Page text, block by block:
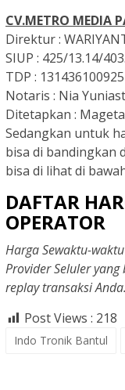
CV.METRO MEDIA
Direktur :
SIUP : 425/13.14/
TDP : 131436100925
Notaris : Nia
Ditetapkan :
Sedangkan untuk
bisa di bandingkan
bisa di lihat di
DAFTAR
OPERATOR
Harga Sewaktu-
Provider Seluler
replay transaksi Anda.
Post Views : 218
Indo Tronik Bantul